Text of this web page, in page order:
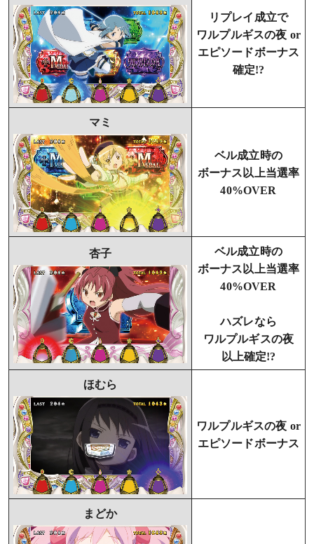
リプレイ成立で
ワルプルギスの夜 or
エピソードボーナス
確定!?
マミ
ベル成立時の
ボーナス以上当選率
40%OVER
杏子
ベル成立時の
ボーナス以上当選率
40%OVER
ハズレなら
ワルプルギスの夜
以上確定!?
ほむら
ワルプルギスの夜 or
エピソードボーナス
まどか